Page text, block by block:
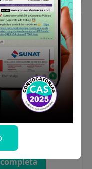
Agosto 2026
Secundaria,
Universitarios
Tumbes
Soles